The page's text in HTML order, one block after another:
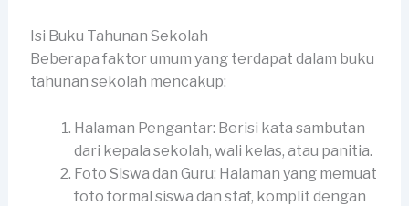
Isi Buku Tahunan Sekolah
Beberapa faktor umum yang terdapat dalam buku
tahunan sekolah mencakup:
Halaman Pengantar: Berisi kata sambutan
dari kepala sekolah, wali kelas, atau panitia.
Foto Siswa dan Guru: Halaman yang memuat
foto formal siswa dan staf, komplit dengan